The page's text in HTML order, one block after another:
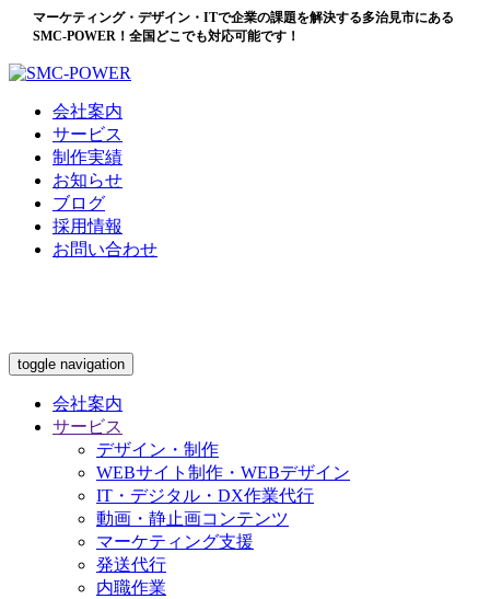
マーケティング・デザイン・ITで企業の課題を解決する多治見市にある
SMC-POWER！全国どこでも対応可能です！
会社案内
サービス
制作実績
お知らせ
ブログ
採用情報
お問い合わせ
toggle navigation
会社案内
サービス
デザイン・制作
WEBサイト制作・WEBデザイン
IT・デジタル・DX作業代行
動画・静止画コンテンツ
マーケティング支援
発送代行
内職作業